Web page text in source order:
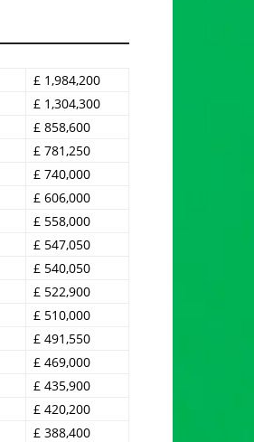
£ 1,984,200
£ 1,304,300
£ 858,600
£ 781,250
£ 740,000
£ 606,000
£ 558,000
£ 547,050
£ 540,050
£ 522,900
£ 510,000
£ 491,550
£ 469,000
£ 435,900
£ 420,200
£ 388,400